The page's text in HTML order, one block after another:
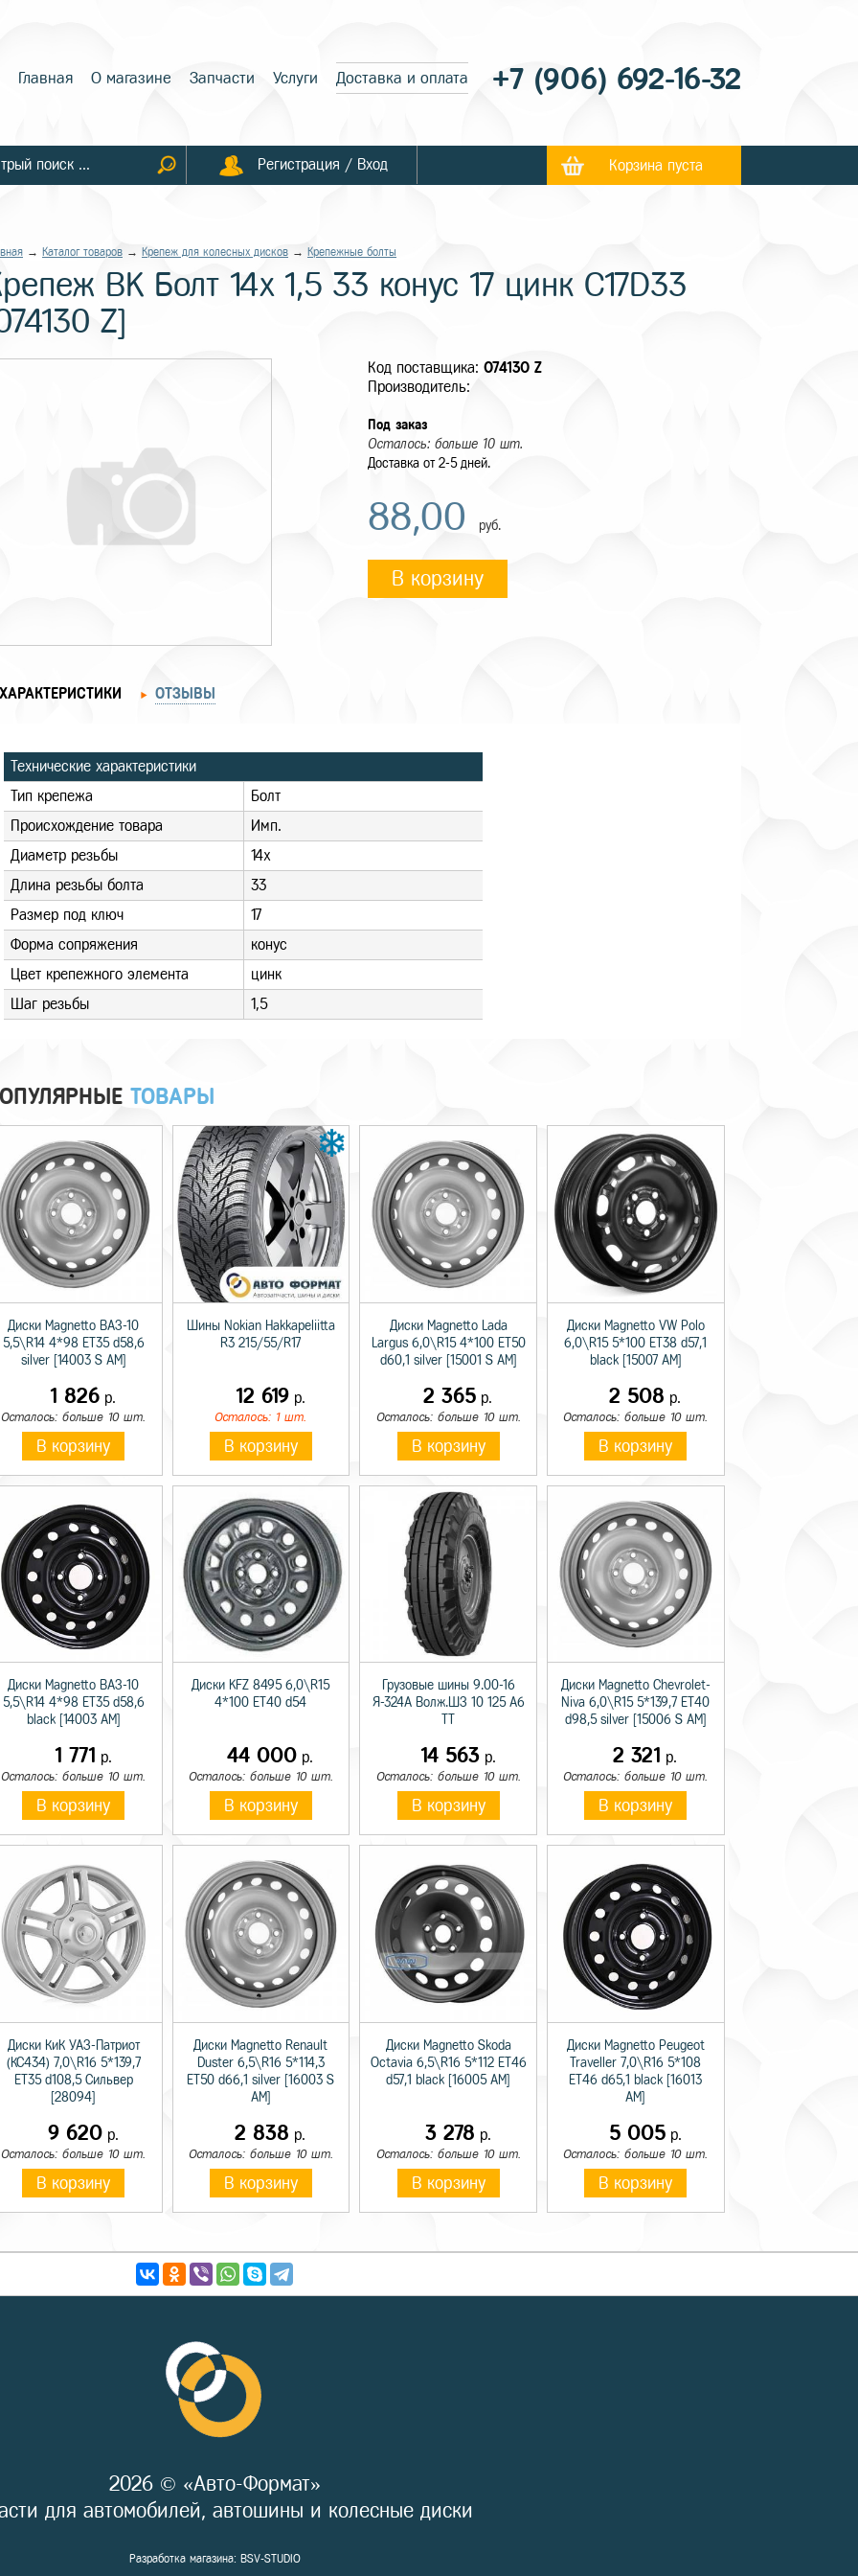
Главная О магазине Запчасти Услуги Доставка и оплата +7 (906) 692-16-32
Регистрация / Вход Корзина пуста
→ Каталог товаров → Крепеж для колесных дисков → Крепежные болты
BK Болт 14x 1,5 33 конус 17 цинк C17D33
Z]
Код поставщика: 074130 Z
Производитель:
Под заказ
Осталось: больше 10 шт.
Доставка от 2-5 дней.
88,00 руб.
В корзину
ХАРАКТЕРИСТИКИ ОТЗЫВЫ
Технические характеристики
Тип крепежа
Болт
Происхождение товара
Имп.
Диаметр резьбы
14x
Длина резьбы болта
33
Размер под ключ
17
Форма сопряжения
конус
Цвет крепежного элемента
цинк
Шаг резьбы
1,5
ТОВАРЫ
Диски Magnetto ВАЗ-10
5,5\R14 4*98 ET35 d58,6
silver [14003 S AM]
1 826 р.
Осталось: больше 10 шт.
В корзину
Шины Nokian Hakkapeliitta
R3 215/55/R17
12 619р.
Осталось: 1 шт.
В корзину
Диски Magnetto Lada
Largus 6,0\R15 4*100 ET50
d60,1 silver [15001 S AM]
2 365 р.
Осталось: больше 10 шт.
В корзину
Диски Magnetto VW Polo
6,0\R15 5*100 ET38 d57,1
black [15007 AM]
2 508 р.
Осталось: больше 10 шт.
В корзину
Диски Magnetto ВАЗ-10
5,5\R14 4*98 ET35 d58,6
black [14003 AM]
1 771 р.
Осталось: больше 10 шт.
В корзину
Диски KFZ 8495 6,0\R15
4*100 ET40 d54
44 000 р.
Осталось: больше 10 шт.
В корзину
Грузовые шины 9.00-16
Я-324А Волж.ШЗ 10 125 A6
14 563р.
Осталось: больше 10 шт.
В корзину
Диски Magnetto Chevrolet-
Niva 6,0\R15 5*139,7 ET40
d98,5 silver [15006 S AM]
2 321 р.
Осталось: больше 10 шт.
В корзину
Диски КиК УАЗ-Патриот
(КС434) 7,0\R16 5*139,7
ET35 d108,5 Сильвер
[28094]
9 620р.
Осталось: больше 10 шт.
В корзину
Диски Magnetto Renault
Duster 6,5\R16 5*114,3
ET50 d66,1 silver [16003 S
AM]
2 838 р.
Осталось: больше 10 шт.
В корзину
Диски Magnetto Skoda
Octavia 6,5\R16 5*112 ET46
d57,1 black [16005 AM]
3 278 р.
Осталось: больше 10 шт.
В корзину
Диски Magnetto Peugeot
Traveller 7,0\R16 5*108
ET46 d65,1 black [16013
AM]
5 005р.
Осталось: больше 10 шт.
В корзину
2026 © «Авто-Формат»
для автомобилей, автошины и колесные диски
Разработка магазина: BSV-STUDIO